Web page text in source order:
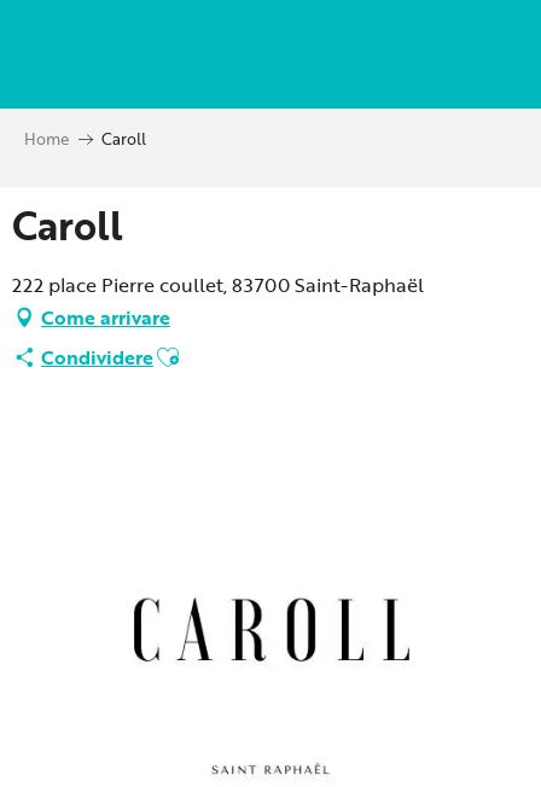
principal
Home Caroll
Caroll
222 place Pierre coullet, 83700 Saint-Raphaël
Come arrivare
CondividereAjouter aux favoris